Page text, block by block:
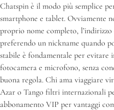
Chatspin è il modo più semplice
smartphone e tablet. Ovviamente
proprio nome completo,
preferendo un nickname quando
stabile è fondamentale per evitare
fotocamera e microfono, senza
buona regola. Chi ama viaggiare
Azar o Tango filtri internazionali
abbonamento VIP per vantaggi